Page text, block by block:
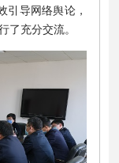
引导网络舆论，
了充分交流。